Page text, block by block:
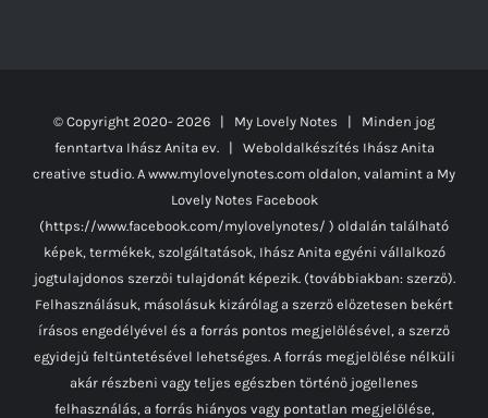
© Copyright 2020- 2026 | My Lovely Notes | Minden jog
fenntartva Ihász Anita ev. | Weboldalkészítés Ihász Anita
creative studio. A www.mylovelynotes.com oldalon, valamint a My
Lovely Notes Facebook
(https://www.facebook.com/mylovelynotes/ ) oldalán található
képek, termékek, szolgáltatások, Ihász Anita egyéni vállalkozó
jogtulajdonos szerzői tulajdonát képezik. (továbbiakban: szerző).
Felhasználásuk, másolásuk kizárólag a szerző előzetesen bekért
írásos engedélyével és a forrás pontos megjelölésével, a szerző
egyidejű feltüntetésével lehetséges. A forrás megjelölése nélküli
akár részbeni vagy teljes egészben történő jogellenes
felhasználás, a forrás hiányos vagy pontatlan megjelölése,